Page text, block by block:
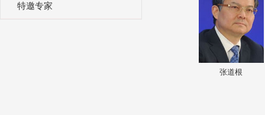
特邀专家
张道根